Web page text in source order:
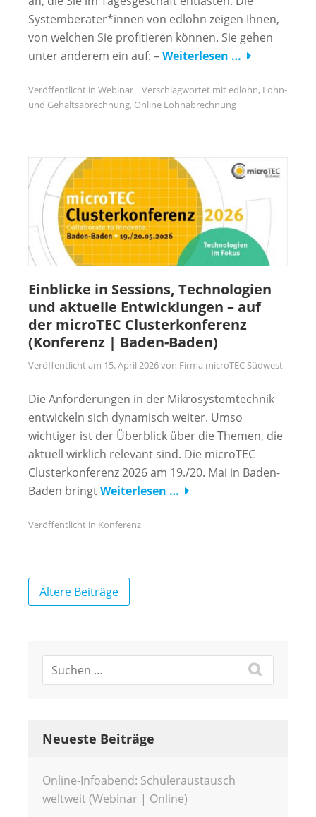
Systemberater*innen von edlohn zeigen Ihnen,
von welchen Sie profitieren können. Sie gehen
unter anderem ein auf: –Weiterlesen …
Veröffentlicht in Webinar Verschlagwortet mit edlohn, Lohn-
und Gehaltsabrechnung, Online Lohnabrechnung
Einblicke in Sessions, Technologien
und aktuelle Entwicklungen – auf
der microTEC Clusterkonferenz
(Konferenz | Baden-Baden)
Veröffentlicht am 15. April 2026von Firma microTEC Südwest
Die Anforderungen in der Mikrosystemtechnik
entwickeln sich dynamisch weiter. Umso
wichtiger ist der Überblick über die Themen, die
aktuell wirklich relevant sind. Die microTEC
Clusterkonferenz 2026 am 19./20. Mai in Baden-
Baden bringtWeiterlesen …
Veröffentlicht in Konferenz
Beitragsnavigation
Ältere Beiträge
Neueste Beiträge
Online-Infoabend: Schüleraustausch
weltweit (Webinar | Online)